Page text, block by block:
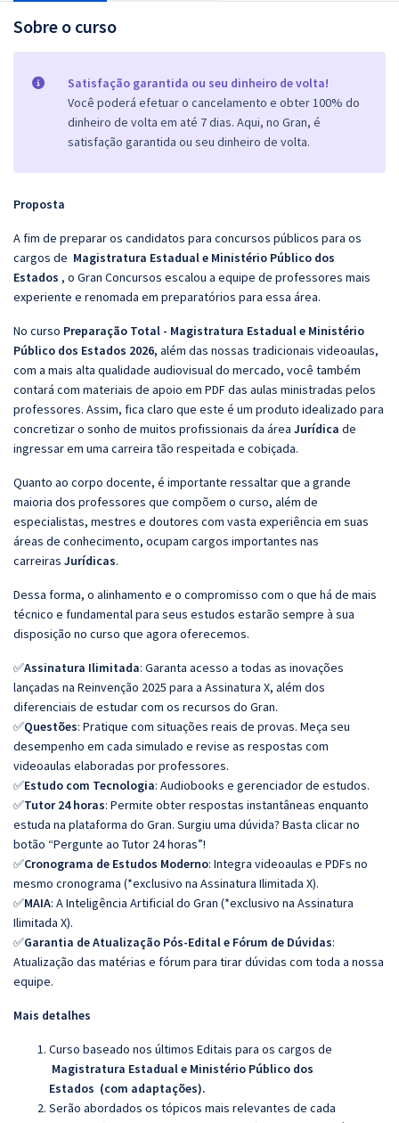
Sobre o curso
Satisfação garantida ou seu dinheiro de volta!
Você poderá efetuar o cancelamento e obter 100% do
dinheiro de volta em até 7 dias. Aqui, no Gran, é
satisfação garantida ou seu dinheiro de volta.
Proposta
A fim de preparar os candidatos para concursos públicos para os
cargos de Magistratura Estadual e Ministério Público dos
Estados , o Gran Concursos escalou a equipe de professores mais
experiente e renomada em preparatórios para essa área.
No curso Preparação Total - Magistratura Estadual e Ministério
Público dos Estados 2026, além das nossas tradicionais videoaulas,
com a mais alta qualidade audiovisual do mercado, você também
contará com materiais de apoio em PDF das aulas ministradas pelos
professores. Assim, fica claro que este é um produto idealizado para
concretizar o sonho de muitos profissionais da área Jurídica de
ingressar em uma carreira tão respeitada e cobiçada.
Quanto ao corpo docente, é importante ressaltar que a grande
maioria dos professores que compõem o curso, além de
especialistas, mestres e doutores com vasta experiência em suas
áreas de conhecimento, ocupam cargos importantes nas
carreiras Jurídicas.
Dessa forma, o alinhamento e o compromisso com o que há de mais
técnico e fundamental para seus estudos estarão sempre à sua
disposição no curso que agora oferecemos.
✅Assinatura Ilimitada: Garanta acesso a todas as inovações
lançadas na Reinvenção 2025 para a Assinatura X, além dos
diferenciais de estudar com os recursos do Gran.
✅Questões: Pratique com situações reais de provas. Meça seu
desempenho em cada simulado e revise as respostas com
videoaulas elaboradas por professores.
✅Estudo com Tecnologia: Audiobooks e gerenciador de estudos.
✅Tutor 24 horas: Permite obter respostas instantâneas enquanto
estuda na plataforma do Gran. Surgiu uma dúvida? Basta clicar no
botão “Pergunte ao Tutor 24 horas”!
✅Cronograma de Estudos Moderno: Integra videoaulas e PDFs no
mesmo cronograma (*exclusivo na Assinatura Ilimitada X).
✅MAIA: A Inteligência Artificial do Gran (*exclusivo na Assinatura
Ilimitada X).
✅Garantia de Atualização Pós-Edital e Fórum de Dúvidas:
Atualização das matérias e fórum para tirar dúvidas com toda a nossa
equipe.
Mais detalhes
Curso baseado nos últimos Editais para os cargos de
Magistratura Estadual e Ministério Público dos
Estados (com adaptações).
Serão abordados os tópicos mais relevantes de cada